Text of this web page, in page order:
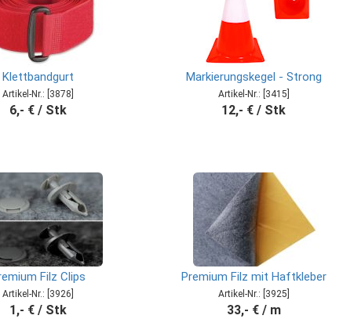
Klettbandgurt
Artikel-Nr.: [3878]
6,- € / Stk
Markierungskegel - Strong
Artikel-Nr.: [3415]
12,- € / Stk
Filz Clips
Artikel-Nr.: [3926]
1,- € / Stk
Premium Filz mit Haftkleber
Artikel-Nr.: [3925]
33,- € / m